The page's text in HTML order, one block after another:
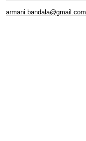
armani.bandala@gmail.com